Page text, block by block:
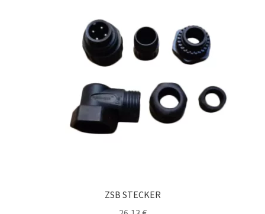
ZSB STECKER